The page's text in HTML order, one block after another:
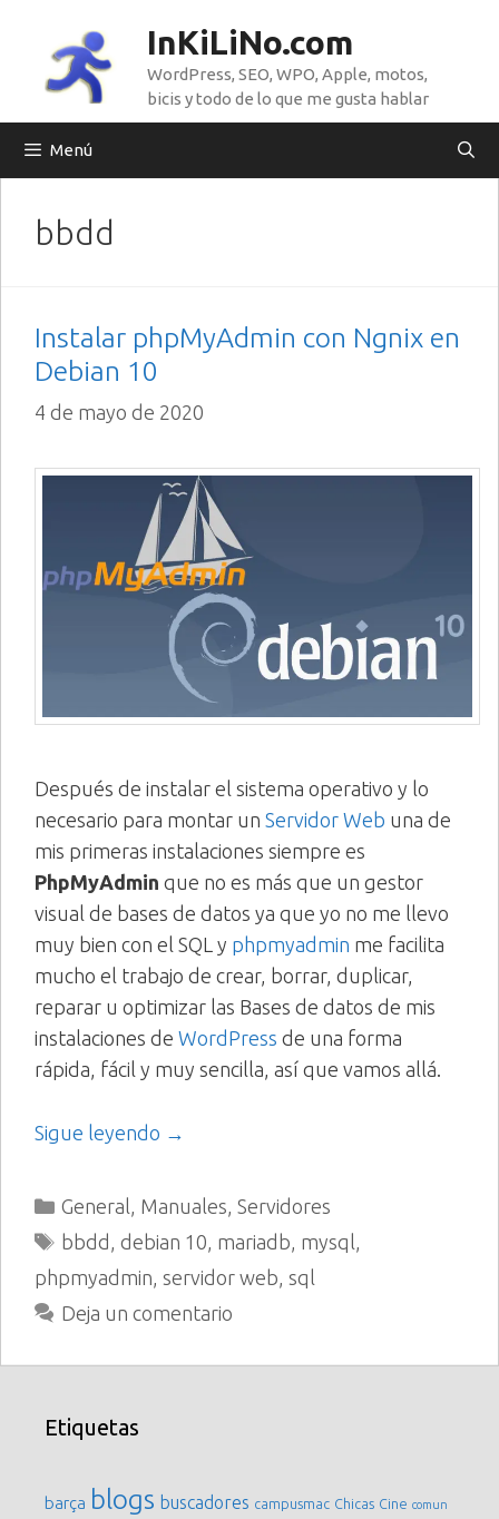
contenido
InKiLiNo.com
WordPress, SEO, WPO, Apple, motos,
bicis y todo de lo que me gusta hablar
Menú
bbdd
Instalar phpMyAdmin con Ngnix en
Debian 10
4 de mayo de 2020
Después de instalar el sistema operativo y lo
necesario para montar un Servidor Web una de
mis primeras instalaciones siempre es
PhpMyAdmin que no es más que un gestor
visual de bases de datos ya que yo no me llevo
muy bien con el SQL y phpmyadmin me facilita
mucho el trabajo de crear, borrar, duplicar,
reparar u optimizar las Bases de datos de mis
instalaciones de WordPress de una forma
rápida, fácil y muy sencilla, así que vamos allá.
Sigue leyendo →
Categorías
General Manuales Servidores
Etiquetas
bbdd debian 10 mariadb mysql
phpmyadmin servidor web sql
Deja un comentario
Etiquetas
barça blogs buscadores campusmac Chicas Cine comun